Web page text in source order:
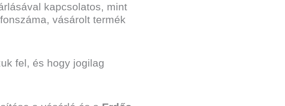
kapcsolatos, mint
vásárolt termék
fel, és hogy jogilag